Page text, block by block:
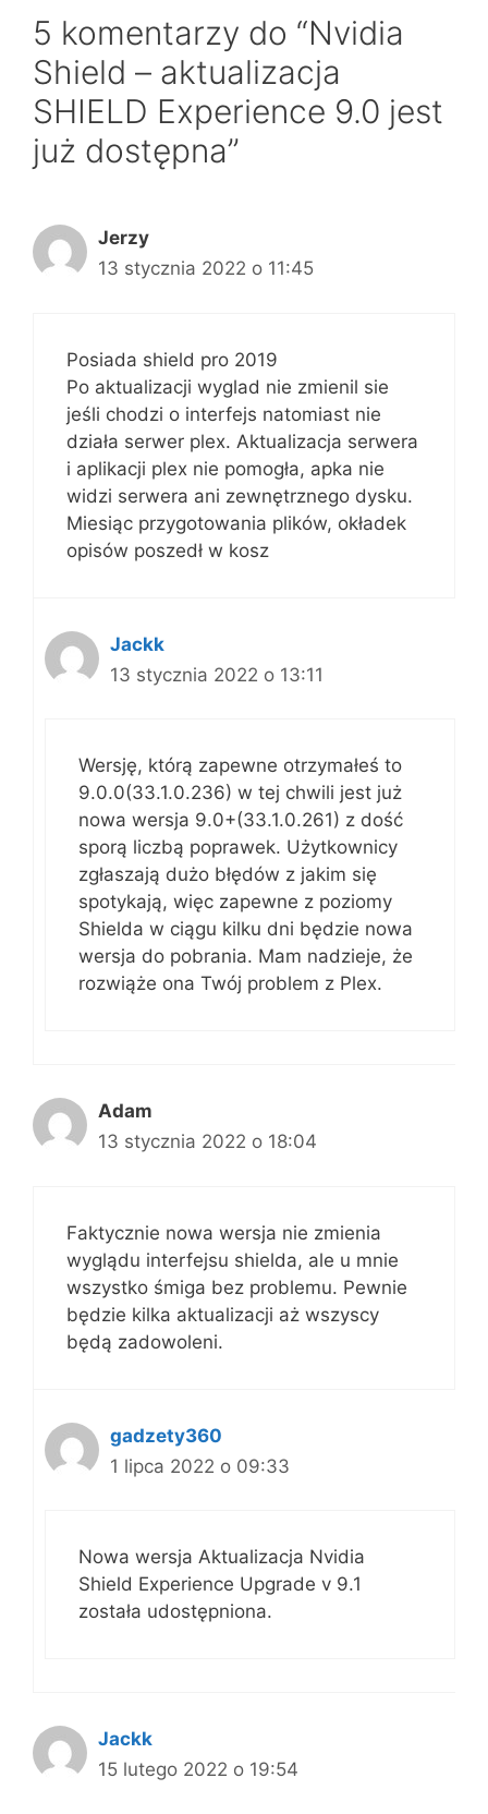
5 komentarzy do “Nvidia
Shield – aktualizacja
SHIELD Experience 9.0 jest
już dostępna”
Jerzy
13 stycznia 2022 o 11:45
Posiada shield pro 2019
Po aktualizacji wyglad nie zmienil sie
jeśli chodzi o interfejs natomiast nie
działa serwer plex. Aktualizacja serwera
i aplikacji plex nie pomogła, apka nie
widzi serwera ani zewnętrznego dysku.
Miesiąc przygotowania plików, okładek
opisów poszedł w kosz
Jackk
13 stycznia 2022 o 13:11
Wersję, którą zapewne otrzymałeś to
9.0.0(33.1.0.236) w tej chwili jest już
nowa wersja 9.0+(33.1.0.261) z dość
sporą liczbą poprawek. Użytkownicy
zgłaszają dużo błędów z jakim się
spotykają, więc zapewne z poziomy
Shielda w ciągu kilku dni będzie nowa
wersja do pobrania. Mam nadzieje, że
rozwiąże ona Twój problem z Plex.
Adam
13 stycznia 2022 o 18:04
Faktycznie nowa wersja nie zmienia
wyglądu interfejsu shielda, ale u mnie
wszystko śmiga bez problemu. Pewnie
będzie kilka aktualizacji aż wszyscy
będą zadowoleni.
gadzety360
1 lipca 2022 o 09:33
Nowa wersja Aktualizacja Nvidia
Shield Experience Upgrade v 9.1
została udostępniona.
Jackk
15 lutego 2022 o 19:54